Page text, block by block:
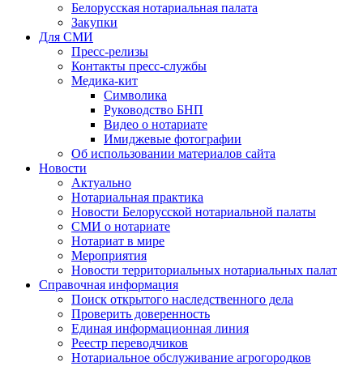
Белорусская нотариальная палата
Закупки
Для СМИ
Пресс-релизы
Контакты пресс-службы
Медика-кит
Символика
Руководство БНП
Видео о нотариате
Имиджевые фотографии
Об использовании материалов сайта
Новости
Актуально
Нотариальная практика
Новости Белорусской нотариальной палаты
СМИ о нотариате
Нотариат в мире
Мероприятия
Новости территориальных нотариальных палат
Справочная информация
Поиск открытого наследственного дела
Проверить доверенность
Единая информационная линия
Реестр переводчиков
Нотариальное обслуживание агрогородков